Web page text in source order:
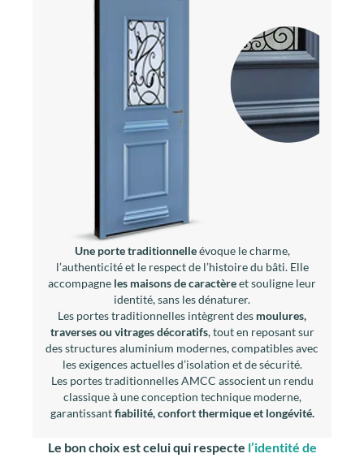
Une porte traditionnelleévoque le charme,
l’authenticité et le respect de l’histoire du bâti. Elle
accompagne les maisons de caractèreet souligne leur
identité, sans les dénaturer.
Les portes traditionnelles intègrent des moulures,
traverses ou vitrages décoratifs, tout en reposant sur
des structures aluminium modernes, compatibles avec
les exigences actuelles d’isolation et de sécurité.
Les portes traditionnelles AMCC associent un rendu
classique à une conception technique moderne,
garantissantfiabilité, confort thermique et longévité.
Le bon choix est celui qui respecte l’identité de